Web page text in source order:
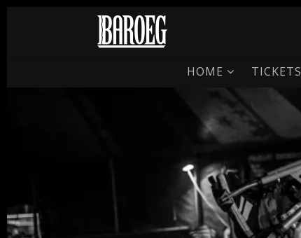
HOME TICKETS